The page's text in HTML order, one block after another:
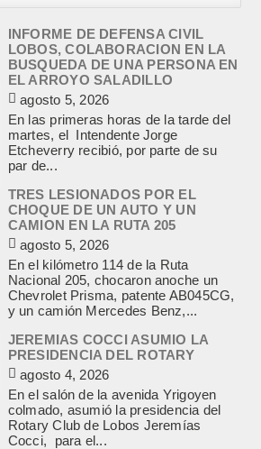
INFORME DE DEFENSA CIVIL
LOBOS, COLABORACION EN LA
BUSQUEDA DE UNA PERSONA EN
EL ARROYO SALADILLO
agosto 5, 2026
En las primeras horas de la tarde del
martes, el Intendente Jorge
Etcheverry recibió, por parte de su
par de...
TRES LESIONADOS POR EL
CHOQUE DE UN AUTO Y UN
CAMION EN LA RUTA 205
agosto 5, 2026
En el kilómetro 114 de la Ruta
Nacional 205, chocaron anoche un
Chevrolet Prisma, patente AB045CG,
y un camión Mercedes Benz,...
JEREMIAS COCCI ASUMIO LA
PRESIDENCIA DEL ROTARY
agosto 4, 2026
En el salón de la avenida Yrigoyen
colmado, asumió la presidencia del
Rotary Club de Lobos Jeremías
Cocci, para el...